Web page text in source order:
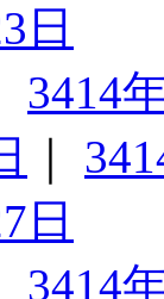
日
3414
日
3414